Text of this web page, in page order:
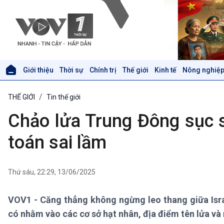
Giới thiệu Thời sự Chính trị Thế giới Kinh tế Nông
Thời sự 12h
Thời sự 18h
Xã hội
Tin Đời sống & Xã hội
Khoa học & Công nghệ
Tin Khoa học & Công nghệ
THẾ GIỚI Tin thế giới
Chảo lửa Trung Đông sục
toán sai lầm
Thứ sáu, 22:29, 13/06/2025
VOV1 - Căng thẳng không ngừng leo thang giữa
có nhằm vào các cơ sở hạt nhân, địa điểm tên lửa